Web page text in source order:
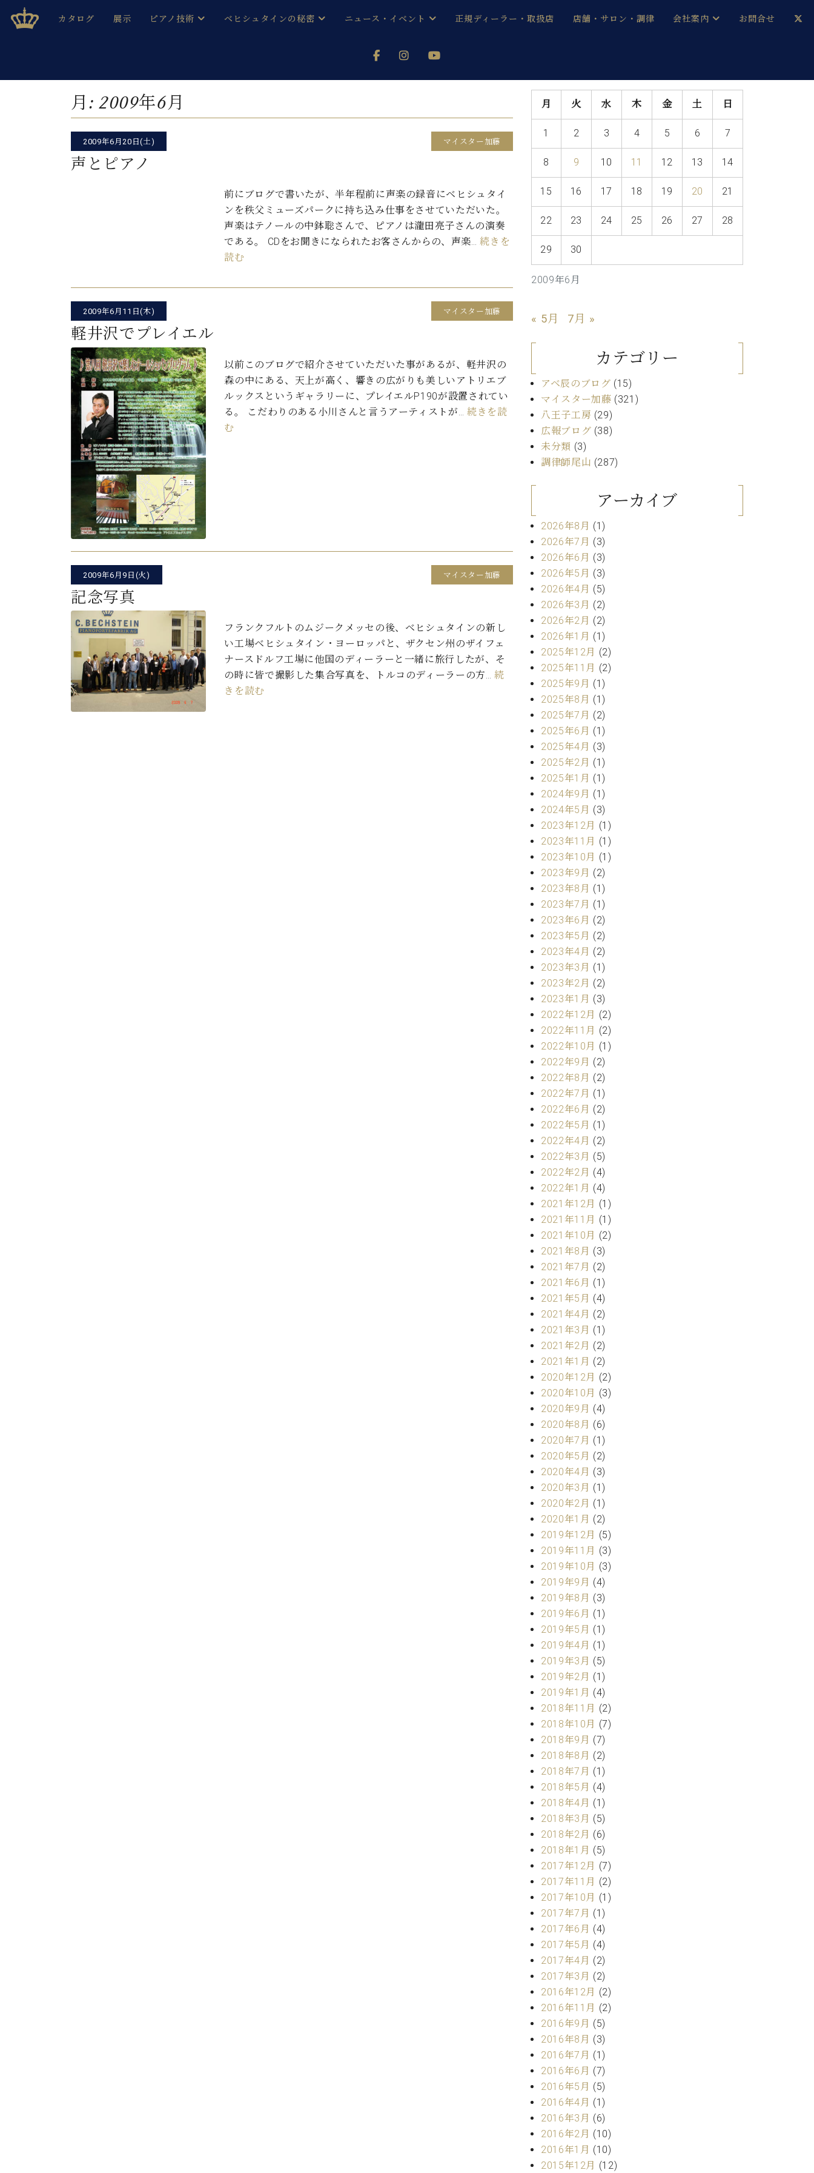
ベヒシュタインジャパン公式サイト
BECHSTEIN JAPAN Official Site
カタログ
C.ベヒシュタイン コンサート / C.ベヒシュタイン レジデンス
C.ベヒシュタイン コンサート
C.ベヒシュタイン アカデミー
W.ホフマン プロフェッショナル
W.ホフマン トラディション
W.ホフマン ヴィジョン
C.BECHSTEIN Digital(ベヒシュタイン デジタル)
展示 ピアノ技術
音色とタッチ
ベヒシュタイン・ジャパンの取り組
み
ベヒシュタインの秘密
ベヒシュタインを弾く前に
ベヒシュタイン・シューレ
納入実績 ホール・スタジオ
納入実績 音楽教室
ニュース・イベント
メルマガ会員登録ご案内
(お知らせ・メディア情報)
コンサート
正規ディーラー・取扱店 店舗・サロン・調律
趣味から本格的に学ぶ方まで大歓迎。ベヒシュタイン・シューレ音楽教室
ベヒシュタイン・セントラム 東京 本社：八王子・技術営業センター
スタッフご挨拶
技術者紹介
展示情報【ユーロピアノ特選中古】
イベント情報
八王子工房ブログ
アーティストカスタマーサービス(調律)
アフターサービス(調律)
尾山調律師のブログ Die Musikgasse（音楽の小道）
会社案内
ベヒシュタイン・ジャパンブログ
お問合せ
月: 2009年6月
2009年6月20日(土) マイスター加藤
声とピアノ
前にブログで書いたが、半年程前に声楽の録音にベヒシュタイ
ンを秩父ミューズパークに持ち込み仕事をさせていただいた。
声楽はテノールの中鉢聡さんで、ピアノは瀧田亮子さんの演奏
である。 CDをお聞きになられたお客さんからの、声楽…続きを
読む
2009年6月11日(木) マイスター加藤
軽井沢でプレイエル
以前このブログで紹介させていただいた事があるが、軽井沢の
森の中にある、天上が高く、響きの広がりも美しいアトリエブ
ルックスというギャラリーに、プレイエルP190が設置されてい
る。 こだわりのある小川さんと言うアーティストが… 続きを読
む
2009年6月9日(火) マイスター加藤
記念写真
フランクフルトのムジークメッセの後、ベヒシュタインの新し
い工場ベヒシュタイン・ヨーロッパと、ザクセン州のザイフェ
ナースドルフ工場に他国のディーラーと一緒に旅行したが、そ
の時に皆で撮影した集合写真を、トルコのディーラーの方…続
きを読む
2009年6月
月 火 水 木 金 土 日
1 2 3 4 5 6 7
8 9 10 11 12 13 14
15 16 17 18 19 20 21
22 23 24 25 26 27 28
29 30
« 5月 7月 »
カテゴリー
アベ辰のブログ (15)
マイスター加藤 (321)
八王子工房 (29)
広報ブログ (38)
未分類 (3)
調律師尾山 (287)
アーカイブ
2026年8月 (1)
2026年7月 (3)
2026年6月 (3)
2026年5月 (3)
2026年4月 (5)
2026年3月 (2)
2026年2月 (2)
2026年1月 (1)
2025年12月 (2)
2025年11月 (2)
2025年9月 (1)
2025年8月 (1)
2025年7月 (2)
2025年6月 (1)
2025年4月 (3)
2025年2月 (1)
2025年1月 (1)
2024年9月 (1)
2024年5月 (3)
2023年12月 (1)
2023年11月 (1)
2023年10月 (1)
2023年9月 (2)
2023年8月 (1)
2023年7月 (1)
2023年6月 (2)
2023年5月 (2)
2023年4月 (2)
2023年3月 (1)
2023年2月 (2)
2023年1月 (3)
2022年12月 (2)
2022年11月 (2)
2022年10月 (1)
2022年9月 (2)
2022年8月 (2)
2022年7月 (1)
2022年6月 (2)
2022年5月 (1)
2022年4月 (2)
2022年3月 (5)
2022年2月 (4)
2022年1月 (4)
2021年12月 (1)
2021年11月 (1)
2021年10月 (2)
2021年8月 (3)
2021年7月 (2)
2021年6月 (1)
2021年5月 (4)
2021年4月 (2)
2021年3月 (1)
2021年2月 (2)
2021年1月 (2)
2020年12月 (2)
2020年10月 (3)
2020年9月 (4)
2020年8月 (6)
2020年7月 (1)
2020年5月 (2)
2020年4月 (3)
2020年3月 (1)
2020年2月 (1)
2020年1月 (2)
2019年12月 (5)
2019年11月 (3)
2019年10月 (3)
2019年9月 (4)
2019年8月 (3)
2019年6月 (1)
2019年5月 (1)
2019年4月 (1)
2019年3月 (5)
2019年2月 (1)
2019年1月 (4)
2018年11月 (2)
2018年10月 (7)
2018年9月 (7)
2018年8月 (2)
2018年7月 (1)
2018年5月 (4)
2018年4月 (1)
2018年3月 (5)
2018年2月 (6)
2018年1月 (5)
2017年12月 (7)
2017年11月 (2)
2017年10月 (1)
2017年7月 (1)
2017年6月 (4)
2017年5月 (4)
2017年4月 (2)
2017年3月 (2)
2016年12月 (2)
2016年11月 (2)
2016年9月 (5)
2016年8月 (3)
2016年7月 (1)
2016年6月 (7)
2016年5月 (5)
2016年4月 (1)
2016年3月 (6)
2016年2月 (10)
2016年1月 (10)
2015年12月 (12)